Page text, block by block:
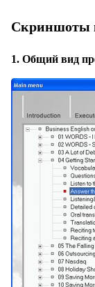
Скриншоты
1. Общий вид